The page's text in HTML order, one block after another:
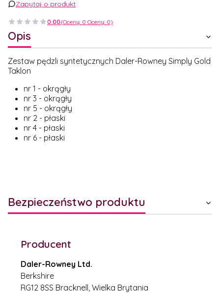
Zapytaj o produkt
0.00(Oceny: 0 Oceny: 0)
Opis
Zestaw pędzli syntetycznych Daler-Rowney Simply Gold
Taklon
nr 1 - okrągły
nr 3 - okrągły
nr 5 - okrągły
nr 2 - płaski
nr 4 - płaski
nr 6 - płaski
Bezpieczeństwo produktu
Producent
Daler-Rowney Ltd.
Berkshire
RG12 8SS Bracknell, Wielka Brytania